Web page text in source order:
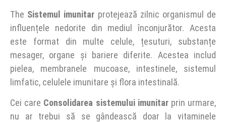
The Sistemul imunitar protejează zilnic organismul de
influențele nedorite din mediul înconjurător. Acesta
este format din multe celule, țesuturi, substanțe
mesager, organe și bariere diferite. Acestea includ
pielea, membranele mucoase, intestinele, sistemul
limfatic, celulele imunitare și flora intestinală.
Cei care Consolidarea sistemului imunitarprin urmare,
nu ar trebui să se gândească doar la vitaminele